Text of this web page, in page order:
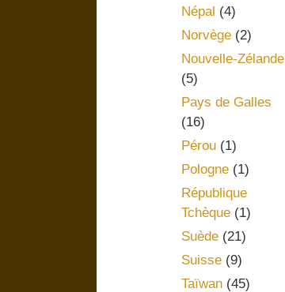
Népal (4)
Norvège(2)
Nouvelle-Zélande
(5)
Pays de Galles
(16)
Pérou(1)
Pologne(1)
République
Tchèque(1)
Suède(21)
Suisse(9)
Taïwan(45)